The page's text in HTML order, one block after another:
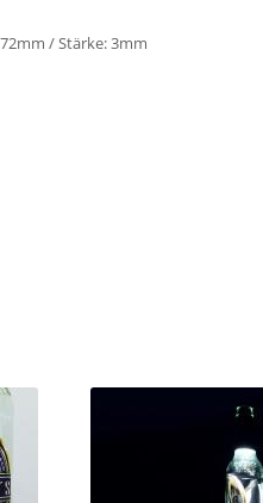
/ Stärke: 3mm